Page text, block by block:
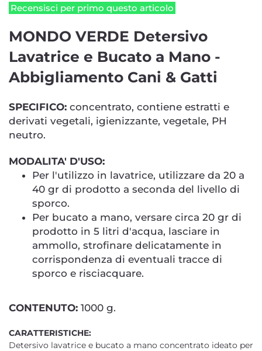
Recensisci per primo questo articolo
MONDO VERDE Detersivo
Lavatrice e Bucato a Mano -
Abbigliamento Cani & Gatti
SPECIFICO: concentrato, contiene estratti e
derivati vegetali, igienizzante, vegetale, PH
neutro.
MODALITA' D'USO:
Per l'utilizzo in lavatrice, utilizzare da 20 a
40 gr di prodotto a seconda del livello di
sporco.
Per bucato a mano, versare circa 20 gr di
prodotto in 5 litri d'acqua, lasciare in
ammollo, strofinare delicatamente in
corrispondenza di eventuali tracce di
sporco e risciacquare.
CONTENUTO: 1000 g.
CARATTERISTICHE:
Detersivo lavatrice e bucato a mano concentrato ideato per